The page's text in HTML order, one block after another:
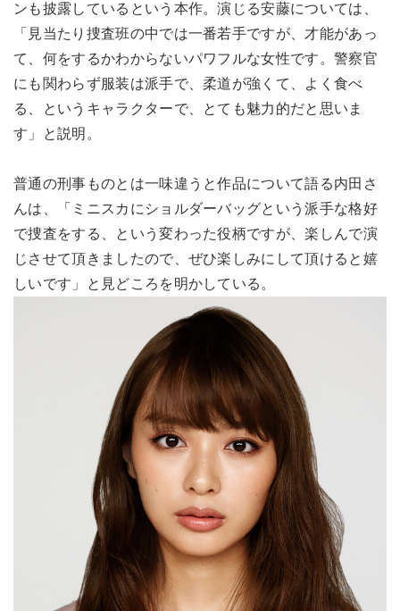
ンも披露しているという本作。演じる安藤については、
「見当たり捜査班の中では一番若手ですが、才能があっ
て、何をするかわからないパワフルな女性です。警察官
にも関わらず服装は派手で、柔道が強くて、よく食べ
る、というキャラクターで、とても魅力的だと思いま
す」と説明。
普通の刑事ものとは一味違うと作品について語る内田さ
んは、「ミニスカにショルダーバッグという派手な格好
で捜査をする、という変わった役柄ですが、楽しんで演
じさせて頂きましたので、ぜひ楽しみにして頂けると嬉
しいです」と見どころを明かしている。